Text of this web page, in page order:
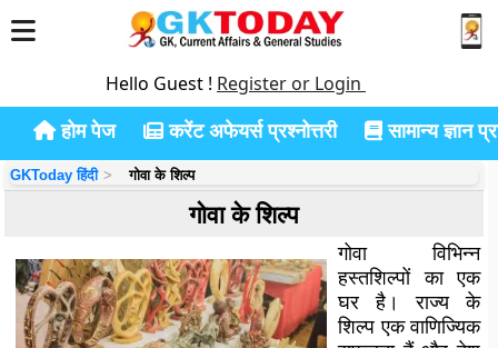
Hello Guest ! Register or Login
होम पेज करेंट अफेयर्स प्रश्नोत्तरी सामान्य ज्ञान
GKToday हिंदी गोवा के शिल्प
गोवा के शिल्प
गोवा विभिन्न
हस्तशिल्पों का एक
घर है। राज्य के
शिल्प एक वाणिज्यिक